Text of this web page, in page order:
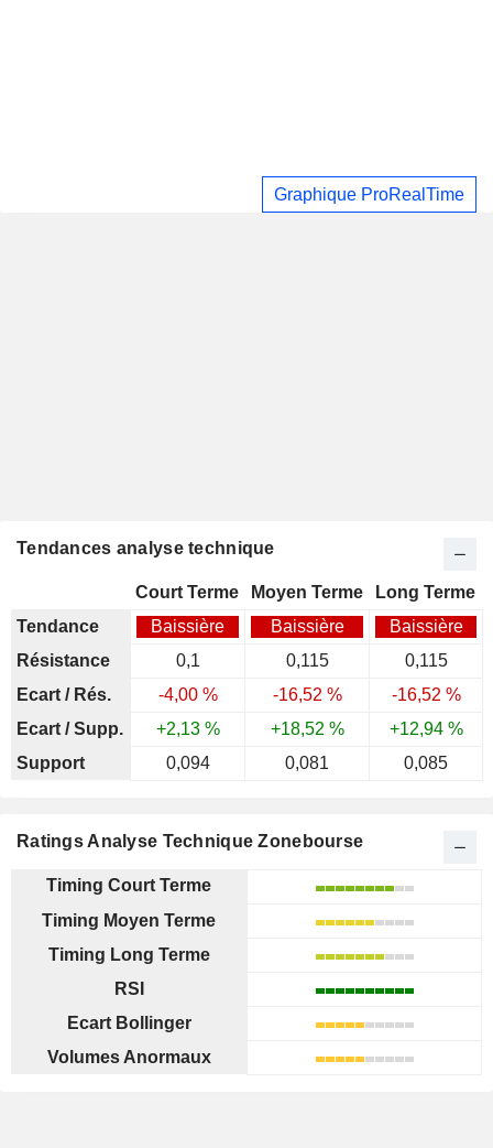
Graphique ProRealTime
Tendances analyse technique
Court Terme Moyen Terme
Long Terme
Tendance
Baissière Baissière
Baissière
Résistance
0,1 0,115
0,115
Ecart / Rés.
-4,00 % -16,52 %
-16,52 %
Ecart / Supp.
+2,13 % +18,52 %
+12,94 %
Support
0,094 0,081 0,085
Ratings Analyse Technique Zonebourse
Timing Court Terme
Timing Moyen Terme
Timing Long Terme
RSI
Ecart Bollinger
Volumes Anormaux